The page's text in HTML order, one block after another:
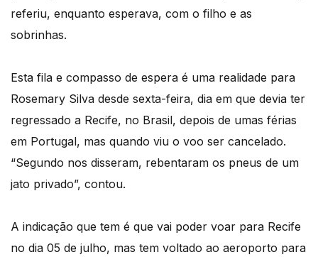
referiu, enquanto esperava, com o filho e as
sobrinhas.
Esta fila e compasso de espera é uma realidade para
Rosemary Silva desde sexta-feira, dia em que devia ter
regressado a Recife, no Brasil, depois de umas férias
em Portugal, mas quando viu o voo ser cancelado.
“Segundo nos disseram, rebentaram os pneus de um
jato privado”, contou.
A indicação que tem é que vai poder voar para Recife
no dia 05 de julho, mas tem voltado ao aeroporto para